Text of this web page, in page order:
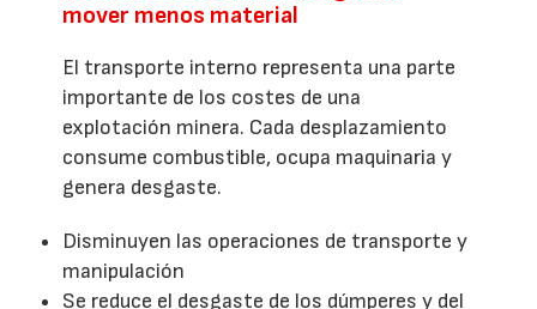
mover menos material
El transporte interno representa una parte
importante de los costes de una
explotación minera. Cada desplazamiento
consume combustible, ocupa maquinaria y
genera desgaste.
Disminuyen las operaciones de transporte y
manipulación
Se reduce el desgaste de los dúmperes y del